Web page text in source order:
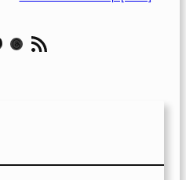
Threads RSS-Feed